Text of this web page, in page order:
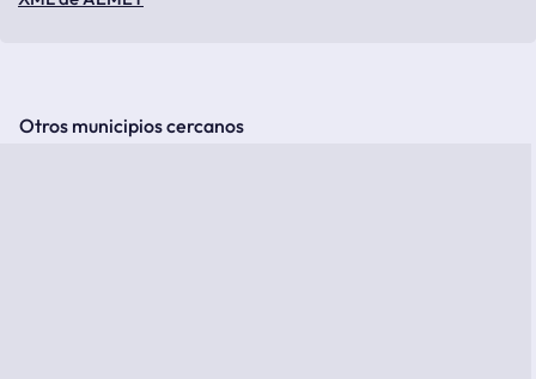
Otros municipios cercanos